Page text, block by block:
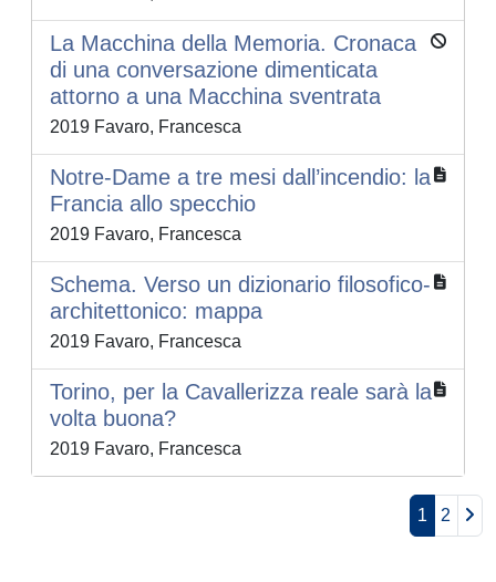
La Macchina della Memoria. Cronaca
di una conversazione dimenticata
attorno a una Macchina sventrata
2019 Favaro, Francesca
Notre-Dame a tre mesi dall’incendio: la
Francia allo specchio
2019 Favaro, Francesca
Schema. Verso un dizionario filosofico-
architettonico: mappa
2019 Favaro, Francesca
Torino, per la Cavallerizza reale sarà la
volta buona?
2019 Favaro, Francesca
1 2